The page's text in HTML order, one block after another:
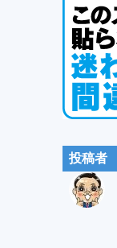
投稿者